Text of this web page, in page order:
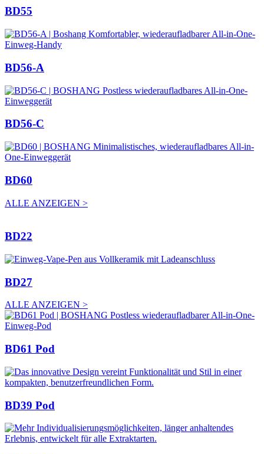
BD55
BD56-A
BD56-C
BD60
ALLE ANZEIGEN >
BD22
BD27
ALLE ANZEIGEN >
BD61 Pod
BD39 Pod